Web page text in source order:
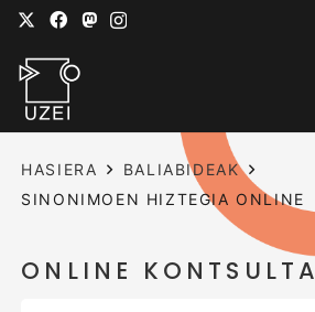
HASIERA
BALIABIDEAK
SINONIMOEN HIZTEGIA ONLINE
ONLINE KONTSULTA